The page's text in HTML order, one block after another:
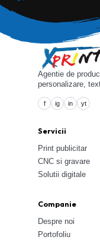
Agentie de
personalizare,
f ig in yt
Servicii
Print publicitar
CNC si gravare
Solutii digitale
Companie
Despre noi
Portofoliu